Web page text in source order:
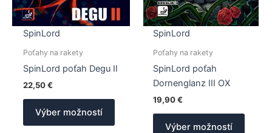
SpinLord
Poťahy na rakety
SpinLord poťah Degu II
22,50€
Výber možností
Tento
SpinLord
Poťahy na rakety
SpinLord poťah
Dornenglanz III OX
19,90€
Výber možností
Tento